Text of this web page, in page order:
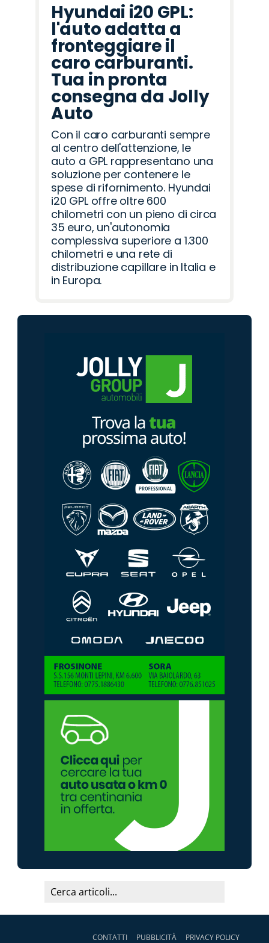
Hyundai i20 GPL:
l'auto adatta a
fronteggiare il
caro carburanti.
Tua in pronta
consegna da Jolly
Auto
Con il caro carburanti sempre
al centro dell'attenzione, le
auto a GPL rappresentano una
soluzione per contenere le
spese di rifornimento. Hyundai
i20 GPL offre oltre 600
chilometri con un pieno di circa
35 euro, un'autonomia
complessiva superiore a 1.300
chilometri e una rete di
distribuzione capillare in Italia e
in Europa.
CONTATTI PUBBLICITÀ PRIVACY POLICY